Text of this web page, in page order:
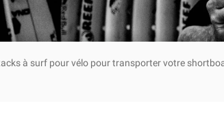
à surf pour vélo pour transporter votre